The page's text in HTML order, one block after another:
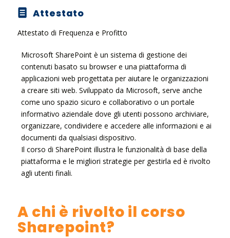
Attestato
Attestato di Frequenza e Profitto
Microsoft SharePoint è un sistema di gestione dei
contenuti basato su browser e una piattaforma di
applicazioni web progettata per aiutare le organizzazioni
a creare siti web. Sviluppato da Microsoft, serve anche
come uno spazio sicuro e collaborativo o un portale
informativo aziendale dove gli utenti possono archiviare,
organizzare, condividere e accedere alle informazioni e ai
documenti da qualsiasi dispositivo.
Il corso di SharePoint illustra le funzionalità di base della
piattaforma e le migliori strategie per gestirla ed è rivolto
agli utenti finali.
A chi è rivolto il corso
Sharepoint?